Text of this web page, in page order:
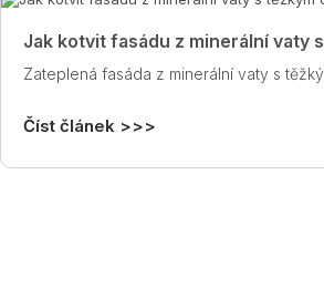
Jak kotvit fasádu z minerální vaty
Zateplená fasáda z minerální vaty s
Číst článek >>>